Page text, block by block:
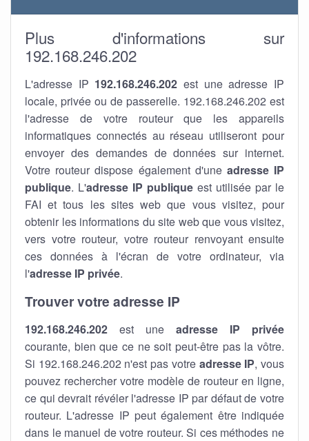
Plus d'informations sur
192.168.246.202
L'adresse IP 192.168.246.202 est une adresse IP
locale, privée ou de passerelle. 192.168.246.202 est
l'adresse de votre routeur que les appareils
informatiques connectés au réseau utiliseront pour
envoyer des demandes de données sur internet.
Votre routeur dispose également d'une adresse IP
publique. L'adresse IP publique est utilisée par le
FAI et tous les sites web que vous visitez, pour
obtenir les informations du site web que vous visitez,
vers votre routeur, votre routeur renvoyant ensuite
ces données à l'écran de votre ordinateur, via
l'adresse IP privée.
Trouver votre adresse IP
192.168.246.202 est une adresse IP privée
courante, bien que ce ne soit peut-être pas la vôtre.
Si 192.168.246.202 n'est pas votre adresse IP, vous
pouvez rechercher votre modèle de routeur en ligne,
ce qui devrait révéler l'adresse IP par défaut de votre
routeur. L'adresse IP peut également être indiquée
dans le manuel de votre routeur. Si ces méthodes ne